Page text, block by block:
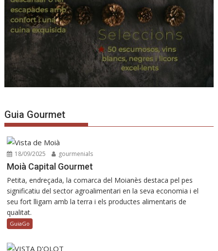
Guia Gourmet
18/09/2025 gourmenials
Moià Capital Gourmet
Petita, endreçada, la comarca del Moianès destaca pel pes
significatiu del sector agroalimentari en la seva economia i el
seu fort lligam amb la terra i els productes alimentaris de
qualitat.
GuiaGo